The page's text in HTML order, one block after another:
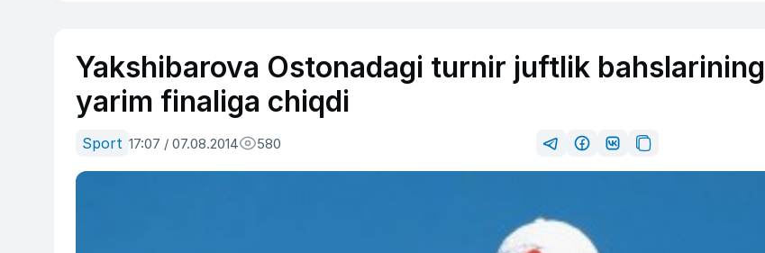
Yakshibarova Ostonadagi turnir juftlik bahslarining
yarim finaliga chiqdi
Sport 17:07 / 07.08.2014 580